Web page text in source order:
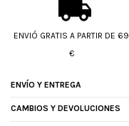
ENVIÓ GRATIS A PARTIR DE 69
€
ENVÍO Y ENTREGA
CAMBIOS Y DEVOLUCIONES